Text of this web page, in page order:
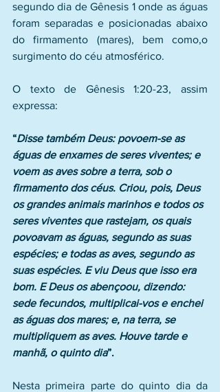
segundo dia de Gênesis 1 onde as águas
foram separadas e posicionadas abaixo
do firmamento (mares), bem como,o
surgimento do céu atmosférico.
O texto de Gênesis 1:20-23, assim
expressa:
“Disse também Deus: povoem-se as
águas de enxames de seres viventes; e
voem as aves sobre a terra, sob o
firmamento dos céus. Criou, pois, Deus
os grandes animais marinhos e todos os
seres viventes que rastejam, os quais
povoavam as águas, segundo as suas
espécies; e todas as aves, segundo as
suas espécies. E viu Deus que isso era
bom. E Deus os abençoou, dizendo:
sede fecundos, multiplicai-vos e enchei
as águas dos mares; e, na terra, se
multipliquem as aves. Houve tarde e
manhã, o quinto dia”.
Nesta primeira parte do quinto dia da